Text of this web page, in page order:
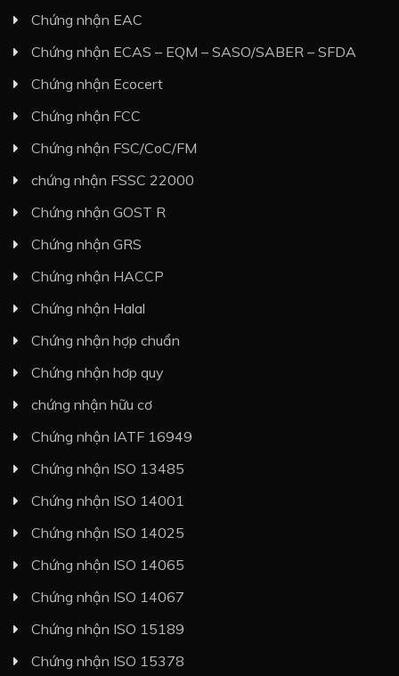
Chứng nhận EAC
Chứng nhận ECAS – EQM – SASO/SABER – SFDA
Chứng nhận Ecocert
Chứng nhận FCC
Chứng nhận FSC/CoC/FM
chứng nhận FSSC 22000
Chứng nhận GOST R
Chứng nhận GRS
Chứng nhận HACCP
Chứng nhận Halal
Chứng nhận hợp chuẩn
Chứng nhận hơp quy
chứng nhận hữu cơ
Chứng nhận IATF 16949
Chứng nhận ISO 13485
Chứng nhận ISO 14001
Chứng nhận ISO 14025
Chứng nhận ISO 14065
Chứng nhận ISO 14067
Chứng nhận ISO 15189
Chứng nhận ISO 15378